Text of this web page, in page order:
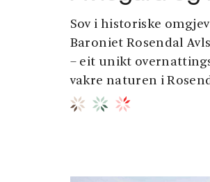
Sov i historiske
Baroniet Rosendal
– eit unikt
vakre naturen i